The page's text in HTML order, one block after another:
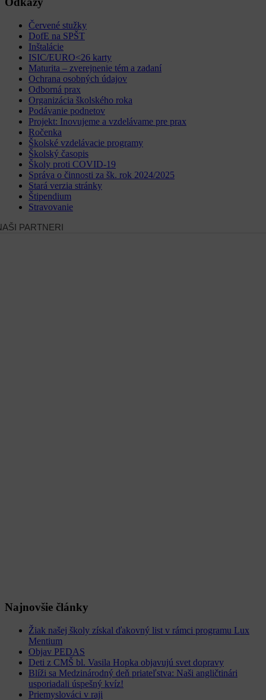
Červené stužky
DofE na SPŠT
Inštalácie
ISIC/EURO<26 karty
Maturita – zverejnenie tém a zadaní
Ochrana osobných údajov
Odborná prax
Organizácia školského roka
Podávanie podnetov
Projekt: Inovujeme a vzdelávame pre prax
Ročenka
Školské vzdelávacie programy
Školský časopis
Školy proti COVID-19
Správa o činnosti za šk. rok 2024/2025
Stará verzia stránky
Štipendium
Stravovanie
Najnovšie články
Žiak našej školy získal ďakovný list v rámci programu Lux
Mentium
Objav PEDAS
Deti z CMŠ bl. Vasila Hopka objavujú svet dopravy
Blíži sa Medzinárodný deň priateľstva: Naši angličtinári
usporiadali úspešný kvíz!
Priemyslováci v raji